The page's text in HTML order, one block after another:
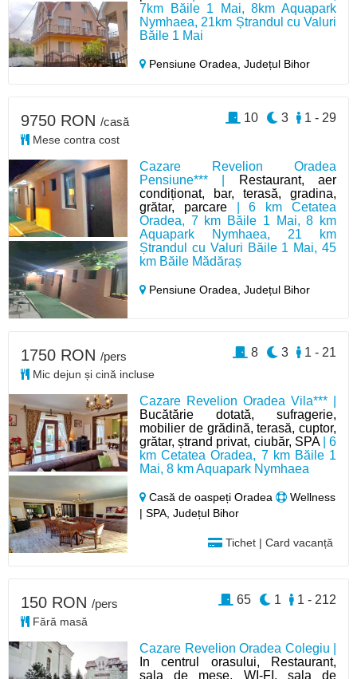
7km Băile 1 Mai, 8km Aquapark
Nymhaea, 21km Ștrandul cu Valuri
Băile 1 Mai
Pensiune Oradea,Județul Bihor
Cazare Revelion Oradea
Pensiune*** |
Restaurant, aer
condiționat, bar, terasă, gradina,
grătar, parcare| 6 km Cetatea
Oradea, 7 km Băile 1 Mai, 8 km
Aquapark Nymhaea, 21 km
Ștrandul cu Valuri Băile 1 Mai, 45
km Băile Mădăraș
Pensiune Oradea,Județul Bihor
9750 RON /casă
Mese contra cost
1 - 29
3
10
Cazare Revelion Oradea Vila*** |
Bucătărie dotată, sufragerie,
mobilier de grădină, terasă, cuptor,
grătar, ștrand privat, ciubăr, SPA| 6
km Cetatea Oradea, 7 km Băile 1
Mai, 8 km Aquapark Nymhaea
Casă de oaspeți Oradea
Wellness
| SPA, Județul Bihor
Tichet | Card vacanță
1750 RON /pers
Mic dejun și cină incluse
1 - 21
3
8
Cazare Revelion Oradea Colegiu |
In centrul orasului, Restaurant,
sala de mese, WI-FI, sala de
150 RON /pers
Fără masă
1 - 212
1
65